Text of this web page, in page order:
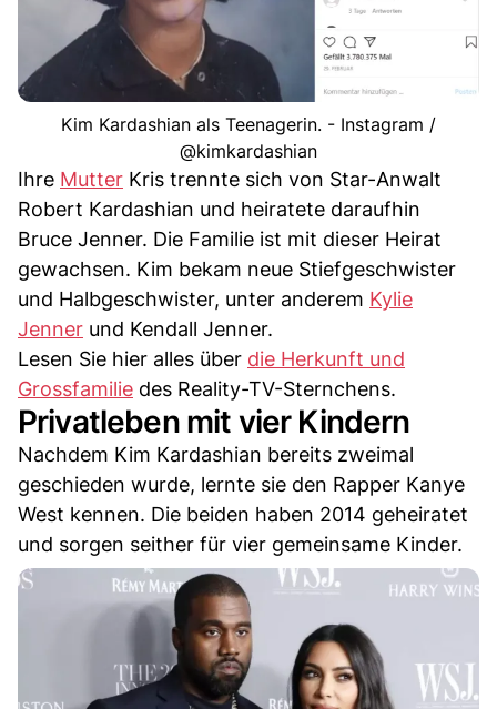
Kim Kardashian als Teenagerin. - Instagram /
@kimkardashian
Ihre Mutter Kris trennte sich von Star-Anwalt
Robert Kardashian und heiratete daraufhin
Bruce Jenner. Die Familie ist mit dieser Heirat
gewachsen. Kim bekam neue Stiefgeschwister
und Halbgeschwister, unter anderem Kylie
Jenner und Kendall Jenner.
Lesen Sie hier alles über die Herkunft und
Grossfamilie des Reality-TV-Sternchens.
Privatleben mit vier Kindern
Nachdem Kim Kardashian bereits zweimal
geschieden wurde, lernte sie den Rapper Kanye
West kennen. Die beiden haben 2014 geheiratet
und sorgen seither für vier gemeinsame Kinder.